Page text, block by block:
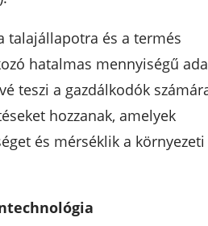
talajállapotra és a termés
hatalmas mennyiségű
teszi a gazdálkodók
hozzanak, amelyek
és mérséklik a környezeti